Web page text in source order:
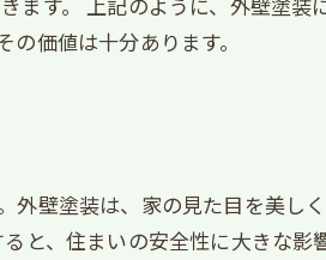
価値は十分あります。
外壁塗装は、家の見た目を美し
と、住まいの安全性に大きな影